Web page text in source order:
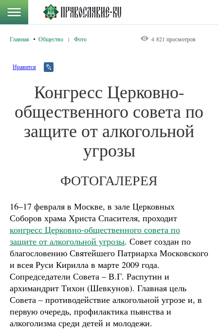
Главная Общество : Фото 4 821 просмотров
Нравится
Конгресс Церковно-
общественного совета по
защите от алкогольной
угрозы
ФОТОГАЛЕРЕЯ
16–17 февраля в Москве, в зале Церковных
Соборов храма Христа Спасителя, проходит
конгресс Церковно-общественного совета по
защите от алкогольной угрозы. Совет создан по
благословению Святейшего Патриарха Московского
и всея Руси Кирилла в марте 2009 года.
Сопредседатели Совета – В.Г. Распутин и
архимандрит Тихон (Шевкунов). Главная цель
Совета – противодействие алкогольной угрозе и, в
первую очередь, профилактика пьянства и
алкоголизма среди детей и молодежи.